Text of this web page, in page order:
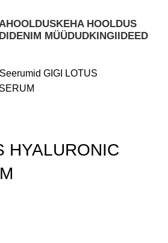
KEHA HOOLDUS
ENIM MÜÜDUDKINGIIDEED
Seerumid GIGI LOTUS
HYALURONIC